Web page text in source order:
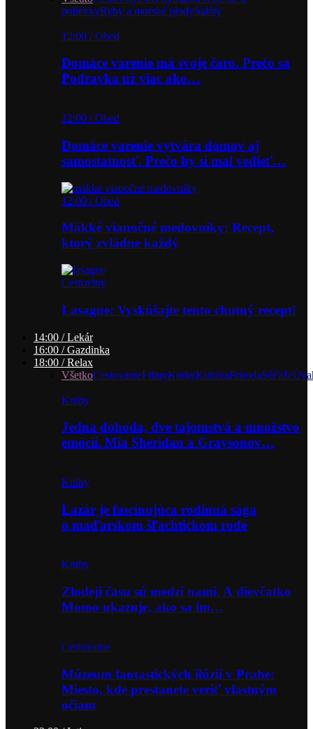
polievkyRyby a morské plodyŠaláty
12:00 / Obed
Domáce varenie má svoje čaro. Prečo sa
Podravka už viac ako…
12:00 / Obed
Domáce varenie vytvára domov aj
samostatnosť. Prečo by si mal vedieť…
12:00 / Obed
Mäkké vianočné medovníky: Recept,
ktorý zvládne každý
Cestoviny
Lasagne: Vyskúšajte tento chutný recept!
14:00 / Lekár
16:00 / Gazdinka
18:00 / Relax
VšetkoCestovanieFilmyKnihyKultúraPrírodaSúťaže
Knihy
Jedna dohoda, dve tajomstvá a množstvo
emócií. Mia Sheridan a Graysonov…
Knihy
Lazár je fascinujúca rodinná sága
o maďarskom šľachtickom rode
Knihy
Zlodeji času sú medzi nami. A dievčatko
Momo ukazuje, ako sa im…
Cestovanie
Múzeum fantastických ilúzií v Prahe:
Miesto, kde prestanete veriť vlastným
očiam